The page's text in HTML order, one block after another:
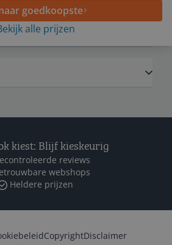
goedkoopste
alle prijzen
kiest: Blijf kieskeurig
reviews
webshops
Heldere prijzen
CopyrightDisclaimer